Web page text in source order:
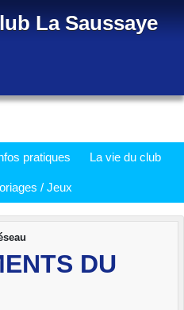
La Saussaye
pratiques La vie du club
/ Jeux
DU